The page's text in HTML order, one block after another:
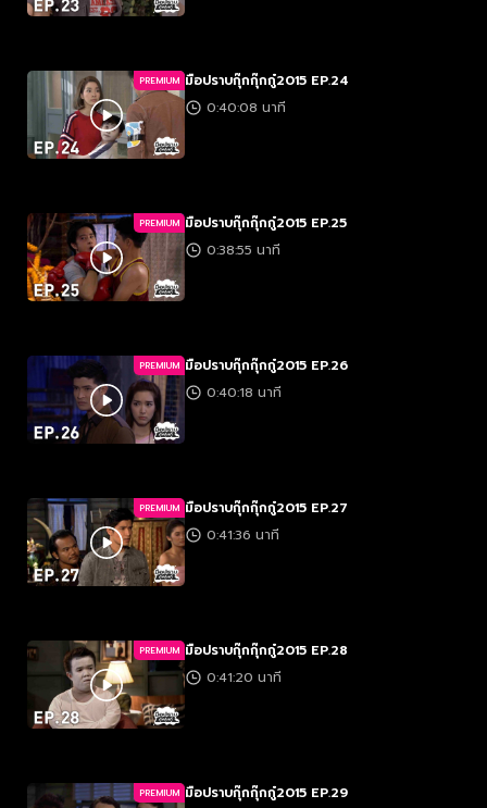
PREMIUM มือปราบกุ๊กกุ๊กกู๋2015 EP.24
0:40:08 นาที
PREMIUM มือปราบกุ๊กกุ๊กกู๋2015 EP.25
0:38:55 นาที
PREMIUM มือปราบกุ๊กกุ๊กกู๋2015 EP.26
0:40:18 นาที
PREMIUM มือปราบกุ๊กกุ๊กกู๋2015 EP.27
0:41:36 นาที
PREMIUM มือปราบกุ๊กกุ๊กกู๋2015 EP.28
0:41:20 นาที
PREMIUM มือปราบกุ๊กกุ๊กกู๋2015 EP.29